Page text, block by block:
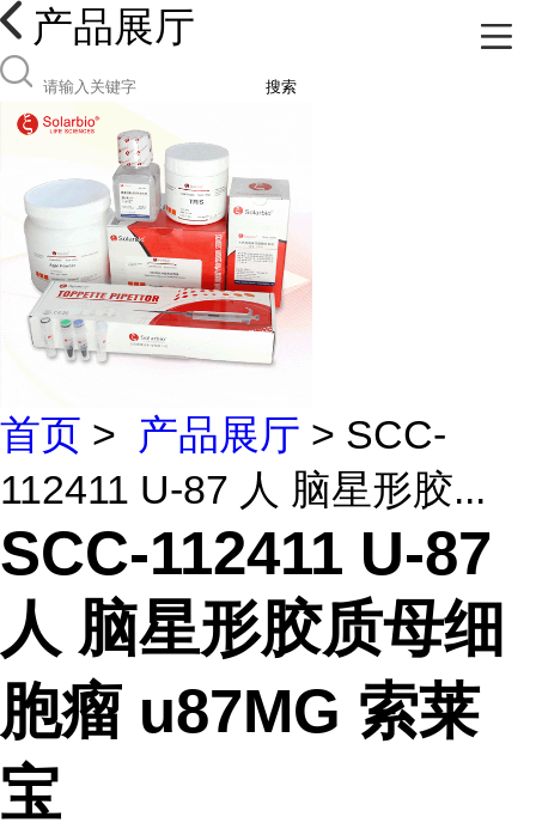
产品展厅
搜索
首页 > 产品展厅 > SCC-
112411 U-87 人 脑星形胶...
SCC-112411 U-87
人 脑星形胶质母细
胞瘤 u87MG 索莱
宝